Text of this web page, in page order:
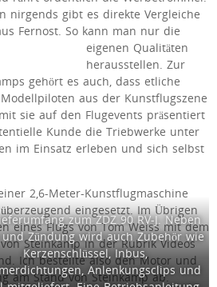
nirgends gibt es direkte Vergleiche
Fernost. So kann man nur die
eigenen Qualitäten
herausstellen. Zur
gehört es auch, dass etliche
aus der Kunstflugszene
sie auf den Flugevents präsentiert
Kunde die Triebwerke unter
im Einsatz erleben und sich selbst
2,6-Meter-Kunstflugmaschine
eingesetzt. Im Übrigen
eines Flugs von Tom Weiss mit dem
Steinkamp in der Rubrik Videos
Ich bestellte also den Motor und
am Stand von Steinkamp ab.
zum ZDZ 90 RV-J. Neben
Zündung wird auch Zubehör wie
Kerzenschlüssel, Inbus,
Anlenkungsclips und